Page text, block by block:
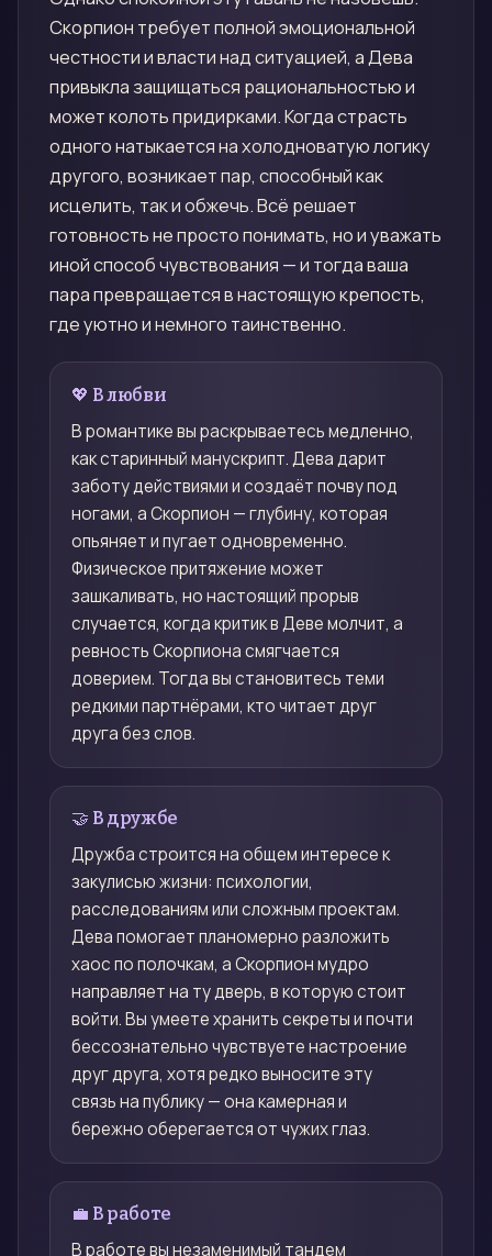
Скорпион требует полной эмоциональной
честности и власти над ситуацией, а Дева
привыкла защищаться рациональностью и
может колоть придирками. Когда страсть
одного натыкается на холодноватую логику
другого, возникает пар, способный как
исцелить, так и обжечь. Всё решает
готовность не просто понимать, но и уважать
иной способ чувствования — и тогда ваша
пара превращается в настоящую крепость,
где уютно и немного таинственно.
💖 В любви
В романтике вы раскрываетесь медленно,
как старинный манускрипт. Дева дарит
заботу действиями и создаёт почву под
ногами, а Скорпион — глубину, которая
опьяняет и пугает одновременно.
Физическое притяжение может
зашкаливать, но настоящий прорыв
случается, когда критик в Деве молчит, а
ревность Скорпиона смягчается
доверием. Тогда вы становитесь теми
редкими партнёрами, кто читает друг
друга без слов.
🤝 В дружбе
Дружба строится на общем интересе к
закулисью жизни: психологии,
расследованиям или сложным проектам.
Дева помогает планомерно разложить
хаос по полочкам, а Скорпион мудро
направляет на ту дверь, в которую стоит
войти. Вы умеете хранить секреты и почти
бессознательно чувствуете настроение
друг друга, хотя редко выносите эту
связь на публику — она камерная и
бережно оберегается от чужих глаз.
💼 В работе
В работе вы незаменимый тандем